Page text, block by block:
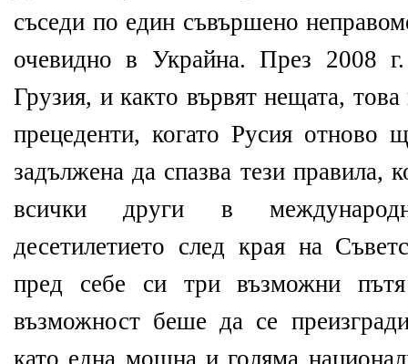
съседи по един съвършено
очевидно в Украйна. През 2008
Грузия, и както вървят нещата,
прецеденти, когато Русия отново
задължена да спазва тези правила,
всички други в
десетилетието след края на
пред себе си три възможни
възможност беше да се